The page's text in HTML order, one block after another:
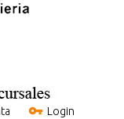
Login